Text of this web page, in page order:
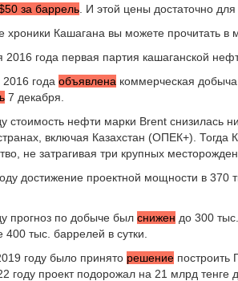
за баррель . И этой цены достаточно
хроники Кашагана вы можете прочитать в
2016 года первая партия кашаганской
года объявлена коммерческая
7 декабря.
стоимость нефти марки Brent снизилась
включая Казахстан (ОПЕК+). Тогда
не затрагивая три крупных
достижение проектной мощности в
прогноз по добыче был снижен до 300
400 тыс. баррелей в сутки.
году было принято решение построить
году проект подорожал на 21 млрд тенге